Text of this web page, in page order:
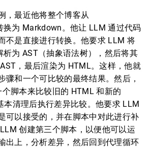
，最近他将整个博客从
换为 Markdown。他让 LLM 通过代码
不是直接进行转换。他要求 LLM 将
析为 AST（抽象语法树），然后将其
，最后渲染为 HTML。这样，他就
骤和一个可比较的最终结果。然后，
脚本来比较旧的 HTML 和新的
本清理后执行差异比较。他要求 LLM
可以接受的，并在脚本中对此进行补
创建第三个脚本，以便他可以运
出上，分析差异，然后回到代理循环